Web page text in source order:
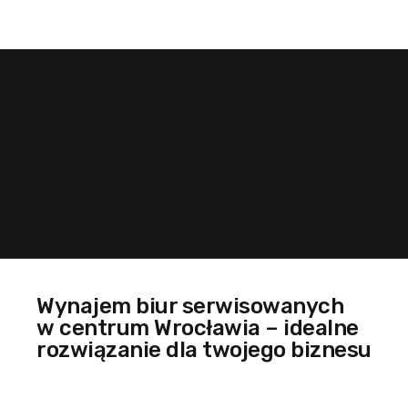
Wynajem biur serwisowanych
w centrum Wrocławia – idealne
rozwiązanie dla twojego biznesu